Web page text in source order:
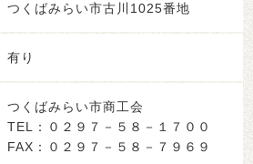
つくばみらい市古川1025番地
有り
つくばみらい市商工会
TEL：０２９７－５８－１７００
FAX：０２９７－５８－７９６９